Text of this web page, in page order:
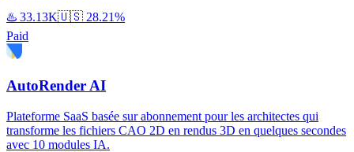
♨️ 33.13K🇺🇸 28.21%
Paid
AutoRender AI
Plateforme SaaS basée sur abonnement pour les architectes qui
transforme les fichiers CAO 2D en rendus 3D en quelques secondes
avec 10 modules IA.